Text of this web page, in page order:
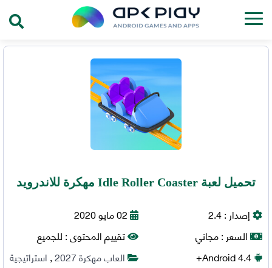
تحميل لعبة Idle Roller Coaster مهكرة للاندرويد
إصدار :2.4
السعر :مجاني
Android4.4+
02 مايو 2020
تقييم المحتوى :للجميع
العاب مهكرة 2027
,استراتيجية